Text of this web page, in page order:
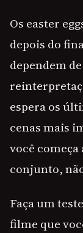
Os easter
depois do
dependem
espera os
cenas mais
você
conjunto,
Faça um
filme que